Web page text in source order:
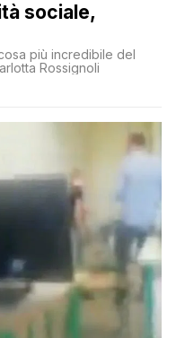
sociale,
più incredibile del
Rossignoli